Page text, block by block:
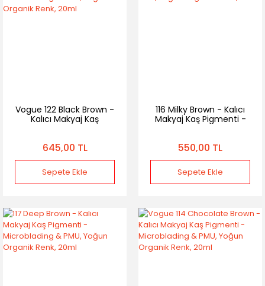
Vogue 122 Black Brown -
Kalıcı Makyaj Kaş
Renk, 20ml
645,00 TL
Sepete Ekle
116 Milky Brown - Kalıcı
Makyaj Kaş Pigmenti -
20ml
550,00 TL
Sepete Ekle